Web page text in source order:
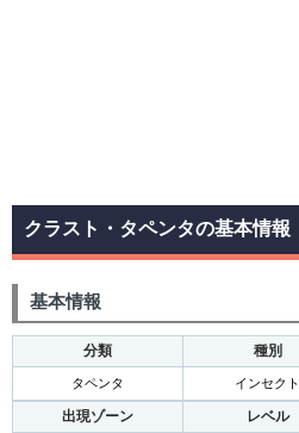
クラスト・タペンタの基本情報
基本情報
分類 種別
タペンタ インセクト
出現ゾーン レベル